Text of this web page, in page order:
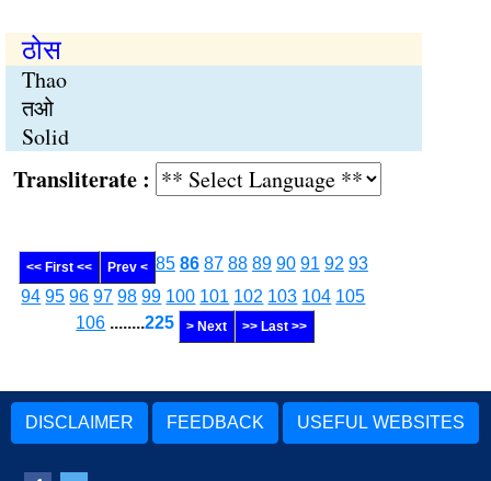
ठोस
Thao
तओ
Solid
:
<< First << Prev < 85 86 87 88 89 90 91 92 93
94 95 96 97 98 99 100 101 102 103 104 105
106 ........225 > Next >> Last >>
DISCLAIMER FEEDBACK USEFUL WEBSITES